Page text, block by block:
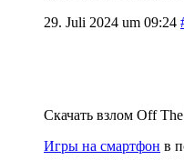
29. Juli 2024 um 09:24
Скачать взлом Off
Игры на смартфон в